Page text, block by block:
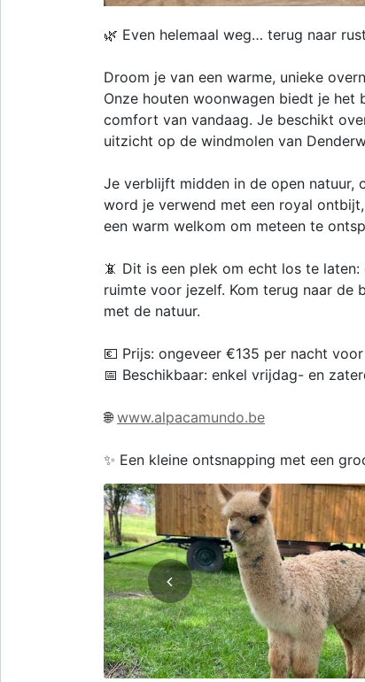
🌿 Even helemaal weg… terug naar
Droom je van een warme, unieke
Onze houten woonwagen biedt je het
comfort van vandaag. Je beschikt
uitzicht op de windmolen van
Je verblijft midden in de open natuur,
word je verwend met een royal
een warm welkom om meteen te
📵 Dit is een plek om echt los te
ruimte voor jezelf. Kom terug naar de
met de natuur.
💶 Prijs: ongeveer €135 per nacht
📅 Beschikbaar: enkel vrijdag- en
🌐www.alpacamundo.be
✨ Een kleine ontsnapping met een